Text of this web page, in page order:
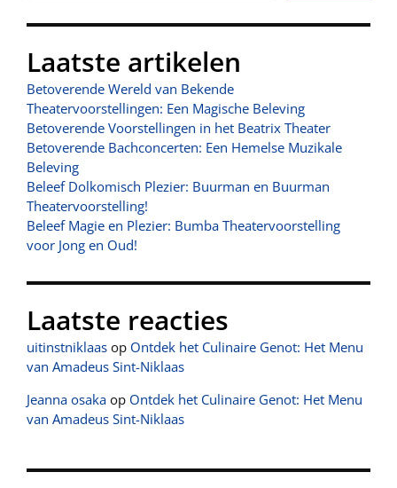
Laatste artikelen
Betoverende Wereld van Bekende
Theatervoorstellingen: Een Magische Beleving
Betoverende Voorstellingen in het Beatrix Theater
Betoverende Bachconcerten: Een Hemelse Muzikale
Beleving
Beleef Dolkomisch Plezier: Buurman en Buurman
Theatervoorstelling!
Beleef Magie en Plezier: Bumba Theatervoorstelling
voor Jong en Oud!
Laatste reacties
uitinstniklaas op Ontdek het Culinaire Genot: Het Menu
van Amadeus Sint-Niklaas
Jeanna osaka op Ontdek het Culinaire Genot: Het Menu
van Amadeus Sint-Niklaas